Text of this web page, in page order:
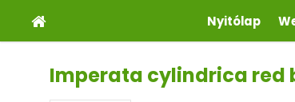
Nyitólap
Imperata cylindrica red